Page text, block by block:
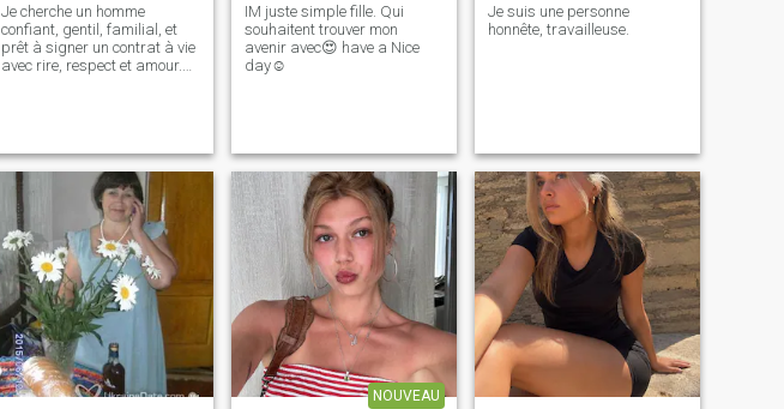
Je cherche un homme
confiant, gentil, familial, et
prêt à signer un contrat à vie
avec rire, respect et amour.
IM juste simple fille. Qui
souhaitent trouver mon
avenir avec😍 have a Nice
day☺️
Je suis une personne
honnête, travailleuse.
NOUVEAU